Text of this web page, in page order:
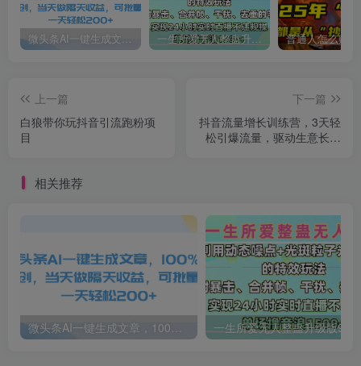
微头条AI一键生成文章，100%过原创，当天做隔天收益，可批量，一天轻松200+ 一生所爱无人整蛊升级版9.0，利用动态噪点+光斑粒子光条推进的特效玩法，内附暴击、合并帧、干扰、去重的手法，实现24小时实时直播不违规操，单场日入1500+，小白也能无脑驾驭
上一篇
白狼带你玩抖音引流跑粉项
目
下一篇
抖音流量增长训练营，3天轻
松引爆流量，驱动生意长效
相关推荐